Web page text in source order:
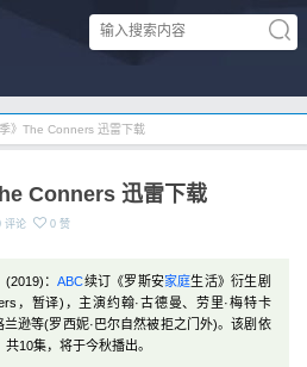
》The Conners 迅雷下载
Conners 迅雷下载
评论 0 赞
(2019)：ABC续订《罗斯安家庭生活》衍生剧
，暂译)，主演约翰·古德曼、劳里·梅特卡
兰逊等(罗西妮·巴尔自然被拒之门外)。该剧依
10集，将于今秋播出。